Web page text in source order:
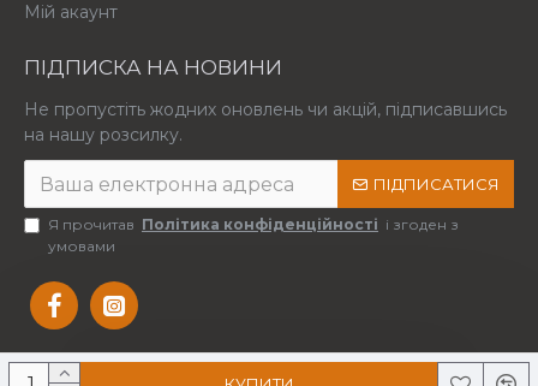
Мій акаунт
ПІДПИСКА НА НОВИНИ
Не пропустіть жодних оновлень чи акцій, підписавшись
на нашу розсилку.
ПІДПИСАТИСЯ
Я прочитав Політика конфіденційності і згоден з
умовами